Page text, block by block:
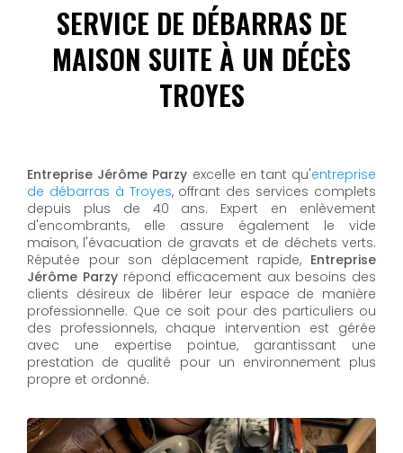
SERVICE DE DÉBARRAS DE
MAISON SUITE À UN DÉCÈS
TROYES
Entreprise Jérôme Parzy excelle en tant qu'entreprise
de débarras à Troyes, offrant des services complets
depuis plus de 40 ans. Expert en enlèvement
d'encombrants, elle assure également le vide
maison, l'évacuation de gravats et de déchets verts.
Réputée pour son déplacement rapide, Entreprise
Jérôme Parzy répond efficacement aux besoins des
clients désireux de libérer leur espace de manière
professionnelle. Que ce soit pour des particuliers ou
des professionnels, chaque intervention est gérée
avec une expertise pointue, garantissant une
prestation de qualité pour un environnement plus
propre et ordonné.